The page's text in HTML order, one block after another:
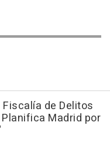
de Delitos
Madrid por